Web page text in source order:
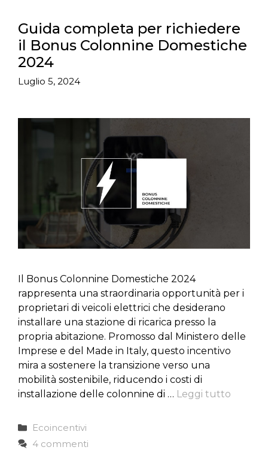
Guida completa per richiedere
il Bonus Colonnine Domestiche
2024
Luglio 5, 2024
Il Bonus Colonnine Domestiche 2024
rappresenta una straordinaria opportunità per i
proprietari di veicoli elettrici che desiderano
installare una stazione di ricarica presso la
propria abitazione. Promosso dal Ministero delle
Imprese e del Made in Italy, questo incentivo
mira a sostenere la transizione verso una
mobilità sostenibile, riducendo i costi di
installazione delle colonnine di … Leggi tutto
Categorie
Ecoincentivi
4 commenti